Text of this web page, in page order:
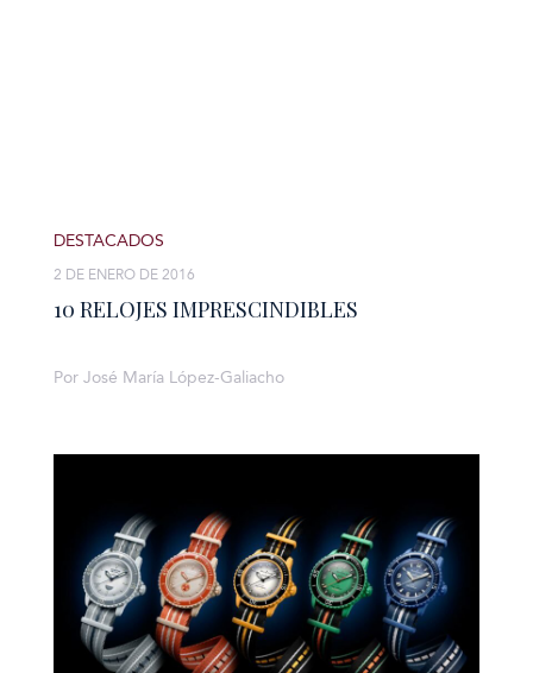
10 RELOJES IMPRESCINDIBLES
2 DE ENERO DE 2016
DESTACADOS
Por José María López-Galiacho